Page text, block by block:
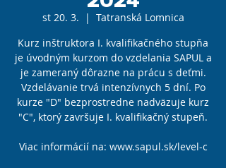
st 20. 3.
  |
Tatranská Lomnica
Kurz inštruktora I. kvalifikačného stupňa
je úvodným kurzom do vzdelania SAPUL a
je zameraný dôrazne na prácu s deťmi.
Vzdelávanie trvá intenzívnych 5 dní. Po
kurze "D" bezprostredne nadväzuje kurz
"C", ktorý završuje I. kvalifikačný stupeň.
Viac informácií na: www.sapul.sk/level-c